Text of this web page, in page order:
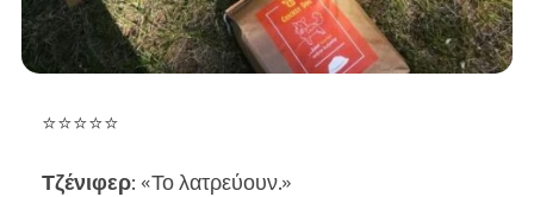
⭐⭐⭐⭐⭐
Τζένιφερ: «Το λατρεύουν.»